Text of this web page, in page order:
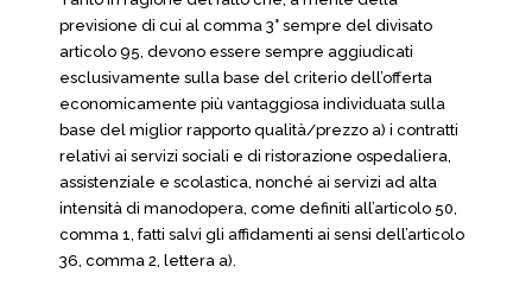
previsione di cui al comma 3° sempre del divisato
articolo 95, devono essere sempre aggiudicati
esclusivamente sulla base del criterio dell’offerta
economicamente più vantaggiosa individuata sulla
base del miglior rapporto qualità/prezzo a) i contratti
relativi ai servizi sociali e di ristorazione ospedaliera,
assistenziale e scolastica, nonché ai servizi ad alta
intensità di manodopera, come definiti all’articolo 50,
comma 1, fatti salvi gli affidamenti ai sensi dell’articolo
36, comma 2, lettera a).